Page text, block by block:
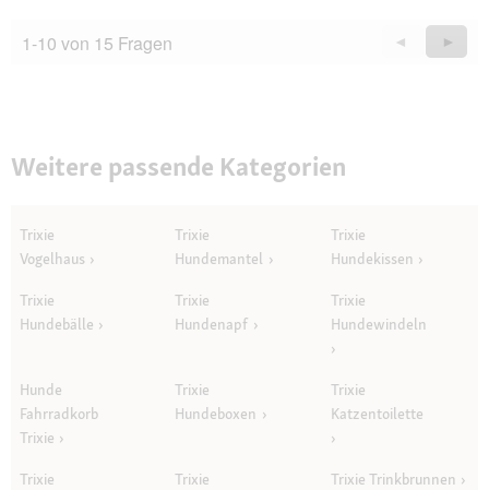
1-10 von 15 Fragen
Zurück
Questions
◄
Weiter
►
Weitere passende Kategorien
Trixie
Vogelhaus
Trixie
Hundemantel
Trixie
Hundekissen
Trixie
Hundebälle
Trixie
Hundenapf
Trixie
Hundewindeln
Hunde
Fahrradkorb
Trixie
Trixie
Hundeboxen
Trixie
Katzentoilette
Trixie
Trixie
Trixie Trinkbrunnen